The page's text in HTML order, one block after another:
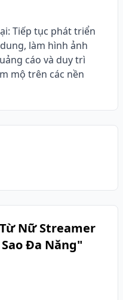
Tiếp tục phát triển
làm hình ảnh
cáo và duy trì
mộ trên các nền
Nữ Streamer
Đa Năng"